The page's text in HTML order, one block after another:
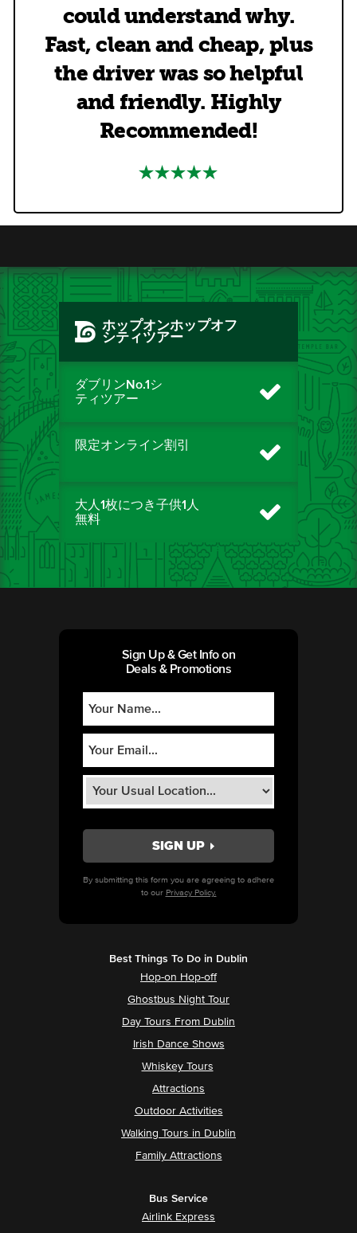
could understand why.
Fast, clean and cheap, plus
the driver was so helpful
and friendly. Highly
Recommended!
ホップオンホップオフ
シティツアー
ダブリンNo.1シ
ティツアー
限定オンライン割引
大人1枚につき子供1人
無料
Sign Up & Get Info on
Deals & Promotions
By submitting this form you are agreeing to adhere
to our Privacy Policy.
Best Things To Do in Dublin
Hop-on Hop-off
Ghostbus Night Tour
Day Tours From Dublin
Irish Dance Shows
Whiskey Tours
Attractions
Outdoor Activities
Walking Tours in Dublin
Family Attractions
Bus Service
Airlink Express